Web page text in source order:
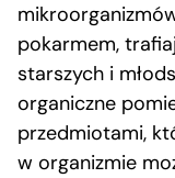
pokarmem,
starszych i
organiczne
przedmiotami,
w organizmie